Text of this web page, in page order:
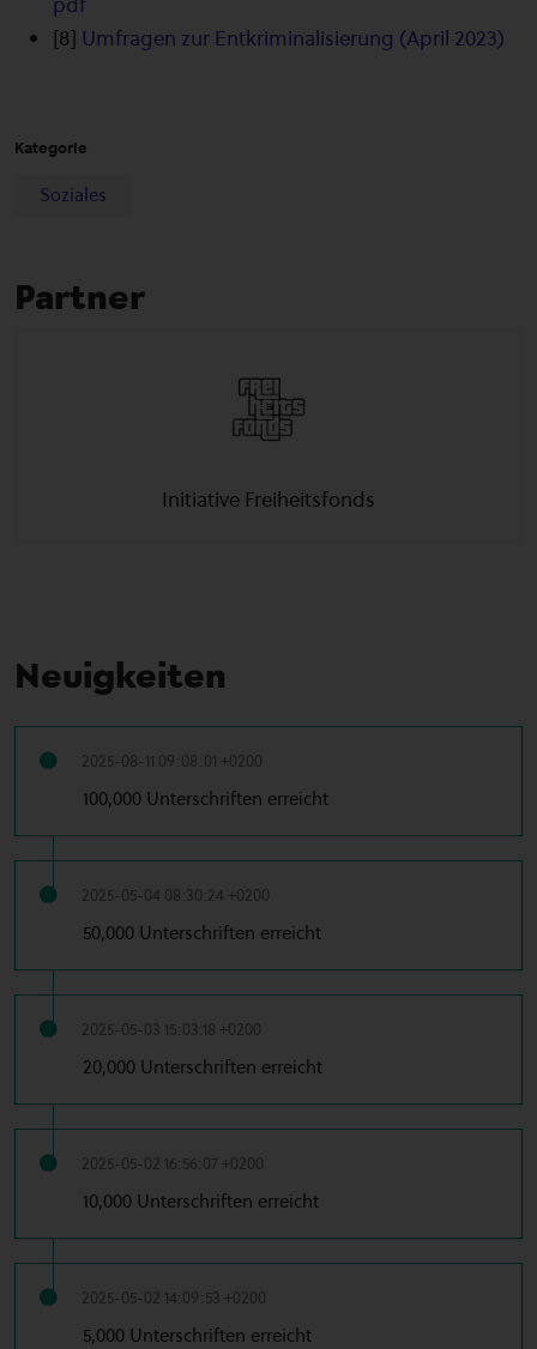
[8] Umfragen zur Entkriminalisierung (April 2023)
Kategorie
Soziales
Partner
Initiative Freiheitsfonds
Neuigkeiten
2025-08-11 09:08:01 +0200
100,000 Unterschriften erreicht
2025-05-04 08:30:24 +0200
50,000 Unterschriften erreicht
2025-05-03 15:03:18 +0200
20,000 Unterschriften erreicht
2025-05-02 16:56:07 +0200
10,000 Unterschriften erreicht
2025-05-02 14:09:53 +0200
5,000 Unterschriften erreicht